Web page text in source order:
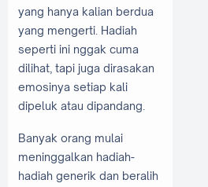
yang hanya kalian berdua
yang mengerti. Hadiah
seperti ini nggak cuma
dilihat, tapi juga dirasakan
emosinya setiap kali
dipeluk atau dipandang.
Banyak orang mulai
meninggalkan hadiah-
hadiah generik dan beralih